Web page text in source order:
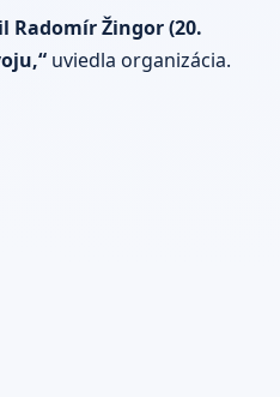
Radomír Žingor (20.
uviedla organizácia.